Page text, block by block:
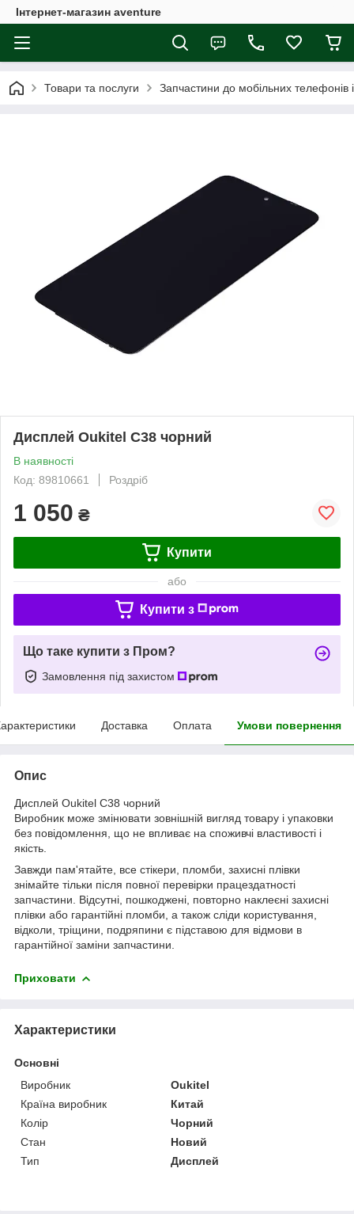
Інтернет-магазин aventure
Товари та послуги Запчастини до мобільних телефонів
Дисплей Oukitel C38 чорний
В наявності
Код: 89810661
Роздріб
1 050 ₴
Купити
або
Купити з
Що таке купити з Пром?
Замовлення під захистом
Доставка Оплата Умови повернення
Опис
Дисплей Oukitel C38 чорний
Виробник може змінювати зовнішній вигляд товару і упаковки
без повідомлення, що не впливає на споживчі властивості і
якість.
Завжди пам'ятайте, все стікери, пломби, захисні плівки
знімайте тільки після повної перевірки працездатності
запчастини. Відсутні, пошкоджені, повторно наклеєні захисні
плівки або гарантійні пломби, а також сліди користування,
відколи, тріщини, подряпини є підставою для відмови в
гарантійної заміни запчастини.
Приховати
Характеристики
Основні
Виробник
Oukitel
Країна виробник
Китай
Колір
Чорний
Стан
Новий
Тип
Дисплей